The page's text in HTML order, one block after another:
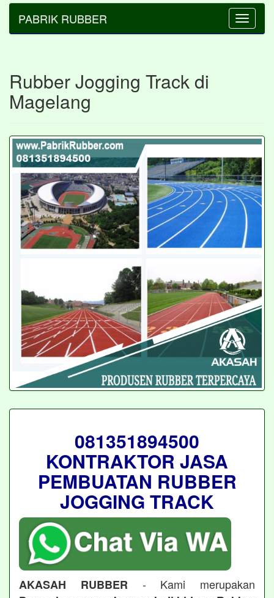
Toggle
PABRIK RUBBER
Rubber Jogging Track di
Magelang
081351894500
KONTRAKTOR JASA
PEMBUATAN RUBBER
JOGGING TRACK
AKASAH RUBBER - Kami merupakan